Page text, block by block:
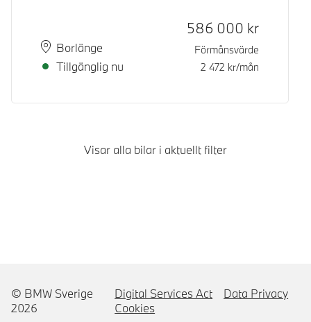
PlatsBorlänge
Leveranstid
Tillgänglig nu
Kontantpris
586 000 kr
Förmånsvärde
2 472 kr/mån
Visar alla bilar i aktuellt filter
© BMW Sverige
2026
Digital Services Act
Data Privacy
Cookies